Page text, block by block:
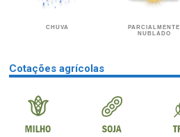
CHUVA
PARCIALMENTE
NUBLADO
Cotações agrícolas